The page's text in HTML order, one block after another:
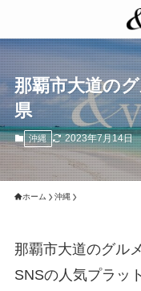
那覇市大道の
県
沖縄 2023年7月14日
ホーム 沖縄
那覇市大道のグル
SNSの人気プラッ